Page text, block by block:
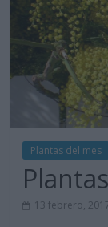
Plantas del mes
13 febrero,